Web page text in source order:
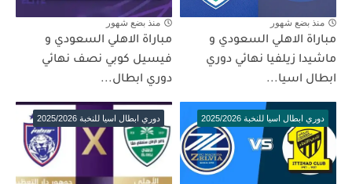
منذ بضع شهور
مباراة الاهلي السعودي و
ماشيدا زيلفيا نهائي دوري
ابطال اسيا...
منذ بضع شهور
مباراة الاهلي السعودي و
فيسيل كوبي نصف نهائي
دوري ابطال...
دوري ابطال اسيا للنخبة 2025/2026 دوري ابطال اسيا للنخبة 2025/2026